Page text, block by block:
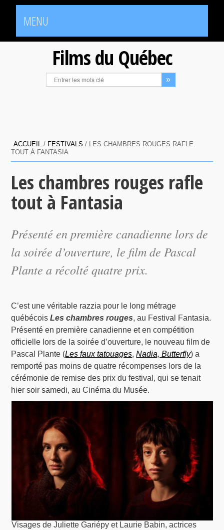
MENU
Films du Québec
ACCUEIL / FESTIVALS / LES CHAMBRES ROUGES RAFLE
TOUT À FANTASIA
Les chambres rouges rafle
tout à Fantasia
Présenté en première canadienne lors de
la soirée d’ouverture, le film de Pascal
Plante a récolté quatre prix.
C’est une véritable razzia pour le long métrage
québécoisLes chambres rouges, au Festival Fantasia.
Présenté en première canadienne et en compétition
officielle lors de la soirée d’ouverture, le nouveau film de
Pascal Plante (Les faux tatouages,Nadia, Butterfly) a
remporté pas moins de quatre récompenses lors de la
cérémonie de remise des prix du festival, qui se tenait
hier soir samedi, au Cinéma du Musée.
Visages de Juliette Gariépy et Laurie Babin, actrices